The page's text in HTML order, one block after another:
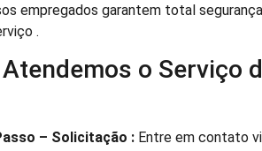
empregados garantem total
.
o Serviço
– Solicitação : Entre em contato